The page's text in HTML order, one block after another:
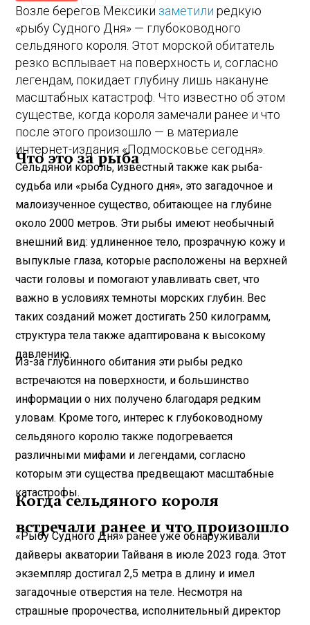
Возле берегов Мексики заметили редкую
«рыбу Судного Дня» — глубоководного
сельдяного короля. Этот морской обитатель
резко всплывает на поверхность и, согласно
легендам, покидает глубину лишь накануне
масштабных катастроф. Что известно об этом
существе, когда короля замечали ранее и что
после этого произошло — в материале
интернет-издания «Подмосковье сегодня».
Что это за рыба
Сельдяной король, известный также как рыба-
судьба или «рыба Судного дня», это загадочное и
малоизученное существо, обитающее на глубине
около 2000 метров. Эти рыбы имеют необычный
внешний вид: удлиненное тело, прозрачную кожу и
выпуклые глаза, которые расположены на верхней
части головы и помогают улавливать свет, что
важно в условиях темноты морских глубин. Вес
таких созданий может достигать 250 килограмм,
структура тела также адаптирована к высокому
давлению.
Из-за глубинного обитания эти рыбы редко
встречаются на поверхности, и большинство
информации о них получено благодаря редким
уловам. Кроме того, интерес к глубоководному
сельдяного королю также подогревается
различными мифами и легендами, согласно
которым эти существа предвещают масштабные
катастрофы.
Когда сельдяного короля
встречали ранее и что произошло
«Рыбу Судного Дня» ранее уже обнаруживали
дайверы акватории Тайваня в июле 2023 года. Этот
экземпляр достигал 2,5 метра в длину и имел
загадочные отверстия на теле. Несмотря на
страшные пророчества, исполнительный директор